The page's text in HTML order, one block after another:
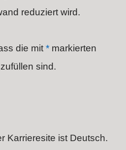
reduziert wird.
die mit * markierten
sind.
Karrieresite ist Deutsch.